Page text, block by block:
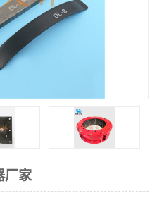
厂家
实芯轮胎
液力端配件